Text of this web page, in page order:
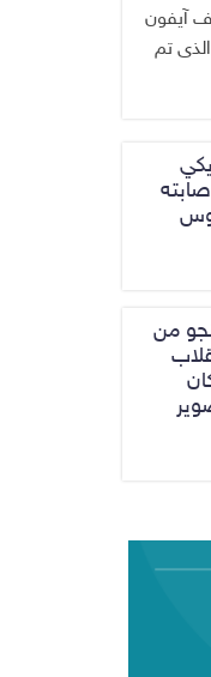
آيفون
الذين حصلوا على تحديث iOS 14.2 الذى تم
من